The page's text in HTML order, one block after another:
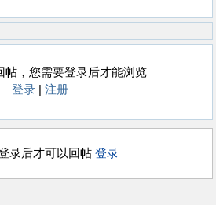
帖，您需要登录后才能浏览
登录
注册
录后才可以回帖 登录